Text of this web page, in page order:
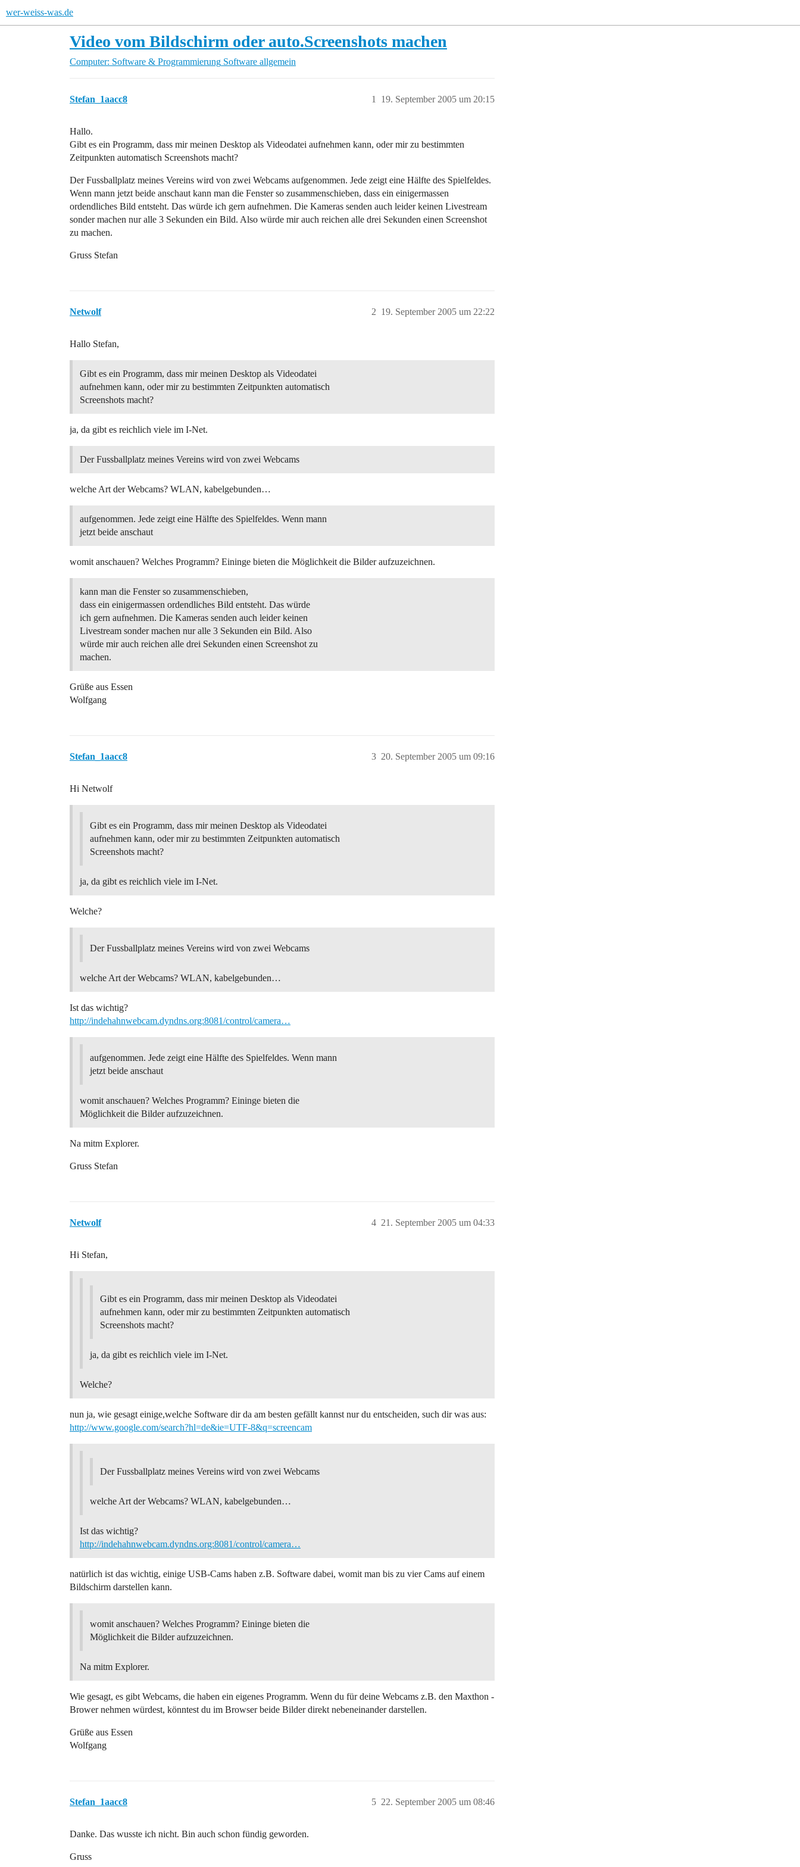
wer-weiss-was.de
Video vom Bildschirm oder auto.Screenshots machen
Computer: Software & Programmierung Software allgemein
Stefan_1aacc8 19. September 2005 um 20:15
1
Hallo.
Gibt es ein Programm, dass mir meinen Desktop als Videodatei aufnehmen kann, oder mir zu bestimmten
Zeitpunkten automatisch Screenshots macht?
Der Fussballplatz meines Vereins wird von zwei Webcams aufgenommen. Jede zeigt eine Hälfte des Spielfeldes.
Wenn mann jetzt beide anschaut kann man die Fenster so zusammenschieben, dass ein einigermassen
ordendliches Bild entsteht. Das würde ich gern aufnehmen. Die Kameras senden auch leider keinen Livestream
sonder machen nur alle 3 Sekunden ein Bild. Also würde mir auch reichen alle drei Sekunden einen Screenshot
zu machen.
Gruss Stefan
Netwolf 19. September 2005 um 22:22
2
Hallo Stefan,
Gibt es ein Programm, dass mir meinen Desktop als Videodatei
aufnehmen kann, oder mir zu bestimmten Zeitpunkten automatisch
Screenshots macht?
ja, da gibt es reichlich viele im I-Net.
Der Fussballplatz meines Vereins wird von zwei Webcams
welche Art der Webcams? WLAN, kabelgebunden…
aufgenommen. Jede zeigt eine Hälfte des Spielfeldes. Wenn mann
jetzt beide anschaut
womit anschauen? Welches Programm? Eininge bieten die Möglichkeit die Bilder aufzuzeichnen.
kann man die Fenster so zusammenschieben,
dass ein einigermassen ordendliches Bild entsteht. Das würde
ich gern aufnehmen. Die Kameras senden auch leider keinen
Livestream sonder machen nur alle 3 Sekunden ein Bild. Also
würde mir auch reichen alle drei Sekunden einen Screenshot zu
machen.
Grüße aus Essen
Wolfgang
Stefan_1aacc8 20. September 2005 um 09:16
3
Hi Netwolf
Gibt es ein Programm, dass mir meinen Desktop als Videodatei
aufnehmen kann, oder mir zu bestimmten Zeitpunkten automatisch
Screenshots macht?
ja, da gibt es reichlich viele im I-Net.
Welche?
Der Fussballplatz meines Vereins wird von zwei Webcams
welche Art der Webcams? WLAN, kabelgebunden…
Ist das wichtig?
http://indehahnwebcam.dyndns.org:8081/control/camera…
aufgenommen. Jede zeigt eine Hälfte des Spielfeldes. Wenn mann
jetzt beide anschaut
womit anschauen? Welches Programm? Eininge bieten die
Möglichkeit die Bilder aufzuzeichnen.
Na mitm Explorer.
Gruss Stefan
Netwolf 21. September 2005 um 04:33
4
Hi Stefan,
Gibt es ein Programm, dass mir meinen Desktop als Videodatei
aufnehmen kann, oder mir zu bestimmten Zeitpunkten automatisch
Screenshots macht?
ja, da gibt es reichlich viele im I-Net.
Welche?
nun ja, wie gesagt einige,welche Software dir da am besten gefällt kannst nur du entscheiden, such dir was aus:
http://www.google.com/search?hl=de&ie=UTF-8&q=screencam
Der Fussballplatz meines Vereins wird von zwei Webcams
welche Art der Webcams? WLAN, kabelgebunden…
Ist das wichtig?
http://indehahnwebcam.dyndns.org:8081/control/camera…
natürlich ist das wichtig, einige USB-Cams haben z.B. Software dabei, womit man bis zu vier Cams auf einem
Bildschirm darstellen kann.
womit anschauen? Welches Programm? Eininge bieten die
Möglichkeit die Bilder aufzuzeichnen.
Na mitm Explorer.
Wie gesagt, es gibt Webcams, die haben ein eigenes Programm. Wenn du für deine Webcams z.B. den Maxthon -
Brower nehmen würdest, könntest du im Browser beide Bilder direkt nebeneinander darstellen.
Grüße aus Essen
Wolfgang
Stefan_1aacc8 22. September 2005 um 08:46
5
Danke. Das wusste ich nicht. Bin auch schon fündig geworden.
Gruss